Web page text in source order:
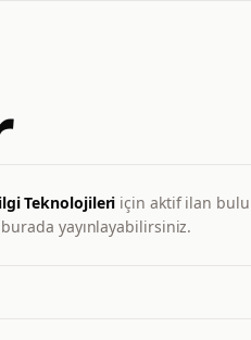
Teknolojileri için aktif ilan
yayınlayabilirsiniz.